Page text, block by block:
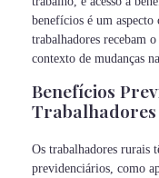
benefícios é um aspecto
trabalhadores recebam
contexto de mudanças
Benefícios
Os trabalhadores rurais
previdenciários, como